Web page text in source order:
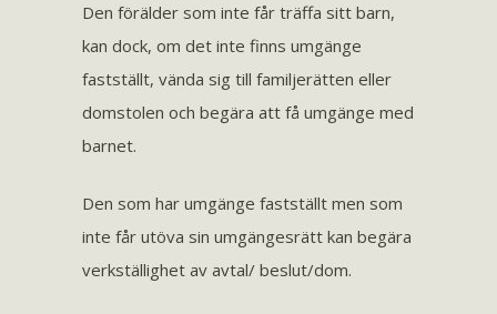
Den förälder som inte får träffa sitt barn,
kan dock, om det inte finns umgänge
fastställt, vända sig till familjerätten eller
domstolen och begära att få umgänge med
barnet.
Den som har umgänge fastställt men som
inte får utöva sin umgängesrätt kan begära
verkställighet av avtal/ beslut/dom.